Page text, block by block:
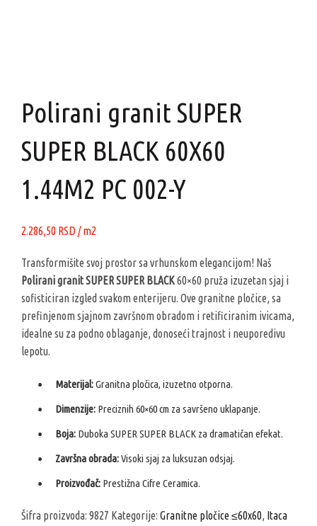
Polirani granit SUPER
SUPER BLACK 60X60
1.44M2 PC 002-Y
2.286,50 RSD/ m2
Transformišite svoj prostor sa vrhunskom elegancijom! Naš
Polirani granit SUPER SUPER BLACK60×60 pruža izuzetan sjaj i
sofisticiran izgled svakom enterijeru. Ove granitne pločice, sa
prefinjenom sjajnom završnom obradom i retificiranim ivicama,
idealne su za podno oblaganje, donoseći trajnost i neuporedivu
lepotu.
Materijal:Granitna pločica, izuzetno otporna.
Dimenzije: Preciznih 60×60 cm za savršeno uklapanje.
Boja: Duboka SUPER SUPER BLACK za dramatičan efekat.
Završna obrada:Visoki sjaj za luksuzan odsjaj.
Proizvođač: Prestižna Cifre Ceramica.
Šifra proizvoda: 9827 Kategorije: Granitne pločice ≤60x60, Itaca